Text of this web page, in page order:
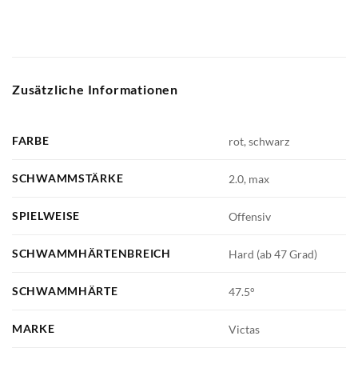
Zusätzliche Informationen
FARBE rot, schwarz
SCHWAMMSTÄRKE 2.0, max
SPIELWEISE Offensiv
SCHWAMMHÄRTENBREICH Hard (ab 47 Grad)
SCHWAMMHÄRTE 47.5°
MARKE Victas